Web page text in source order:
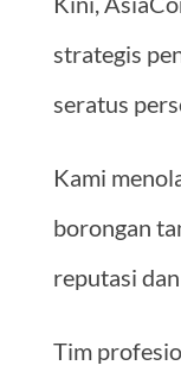
strategis
seratus
Kami
borongan
reputasi
Tim